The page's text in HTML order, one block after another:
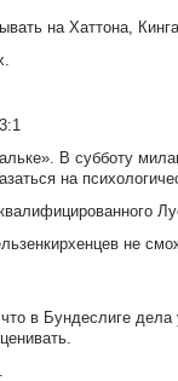
на Хаттона,
В субботу
на
не
в Бундеслиге